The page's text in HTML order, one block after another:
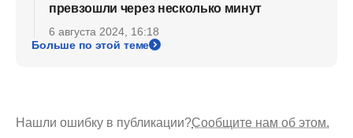
превзошли через несколько минут
6 августа 2024, 16:18
Больше по этой теме
Нашли ошибку в публикации?Сообщите нам об этом.